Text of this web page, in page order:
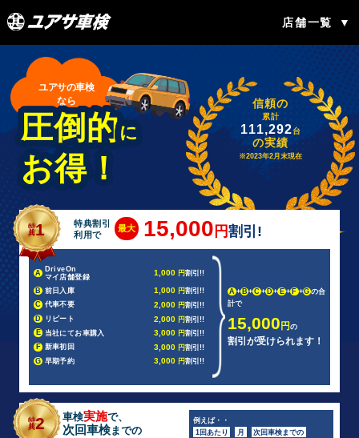
店舗一覧
ユアサの車検
なら
圧倒的に
お得！
信頼の
累計
111,292台
の実績
※2023年2月末現在
特
典1
特典割引
利用で
最大 15,000 円割引!
A
DriveOn
マイ店舗登録
1,000 円割引!!
B 前日入庫 1,000 円割引!!
C 代車不要 2,000 円割引!!
D
リピート 2,000 円割引!!
E
当社にてお車購入 3,000 円割引!!
F 新車初回 3,000 円割引!!
G 早期予約 3,000 円割引!!
A+B+C+D+ E + F +Gの合
計で
15,000円の
割引が受けられます！
特
典2 車検実施で、
次回車検までの
例えば・・
1回あたり
月
次回車検までの